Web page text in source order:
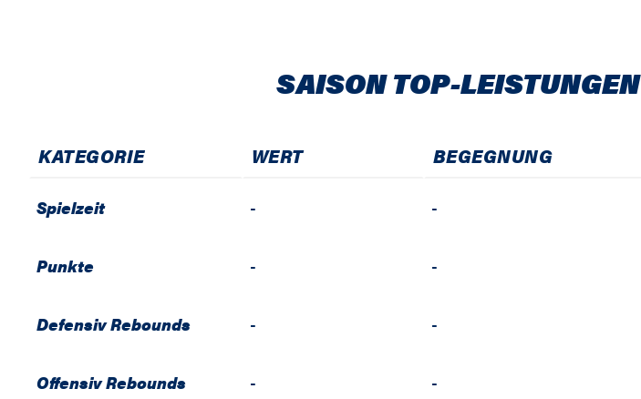
SAISON TOP-LEISTUNGEN
KATEGORIE WERT BEGEGNUNG
Spielzeit - -
Punkte - -
Defensiv Rebounds - -
Offensiv Rebounds - -